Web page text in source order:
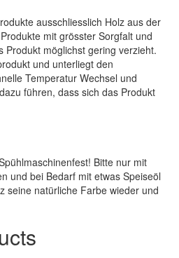
ausschliesslich Holz aus der
mit grösster Sorgfalt und
Produkt möglichst gering verzieht.
und unterliegt den
Temperatur Wechsel und
führen, dass sich das Produkt
Bitte nur mit
und bei Bedarf mit etwas Speiseöl
seine natürliche Farbe wieder und